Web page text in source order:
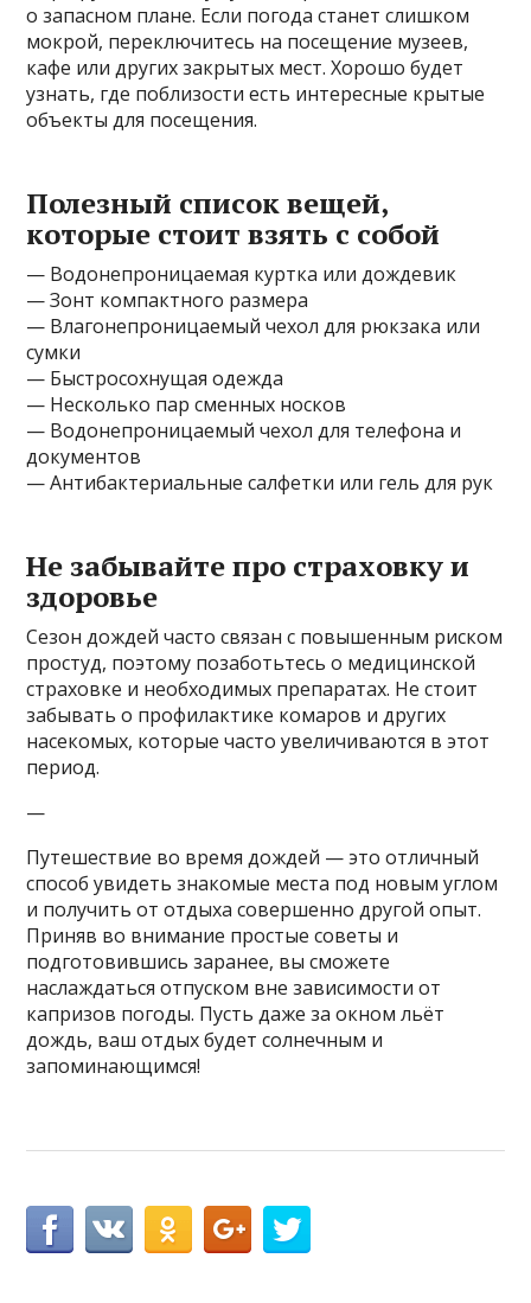
о запасном плане. Если погода станет слишком
мокрой, переключитесь на посещение музеев,
кафе или других закрытых мест. Хорошо будет
узнать, где поблизости есть интересные крытые
объекты для посещения.
Полезный список вещей,
которые стоит взять с собой
— Водонепроницаемая куртка или дождевик
— Зонт компактного размера
— Влагонепроницаемый чехол для рюкзака или
сумки
— Быстросохнущая одежда
— Несколько пар сменных носков
— Водонепроницаемый чехол для телефона и
документов
— Антибактериальные салфетки или гель для рук
Не забывайте про страховку и
здоровье
Сезон дождей часто связан с повышенным риском
простуд, поэтому позаботьтесь о медицинской
страховке и необходимых препаратах. Не стоит
забывать о профилактике комаров и других
насекомых, которые часто увеличиваются в этот
период.
—
Путешествие во время дождей — это отличный
способ увидеть знакомые места под новым углом
и получить от отдыха совершенно другой опыт.
Приняв во внимание простые советы и
подготовившись заранее, вы сможете
наслаждаться отпуском вне зависимости от
капризов погоды. Пусть даже за окном льёт
дождь, ваш отдых будет солнечным и
запоминающимся!